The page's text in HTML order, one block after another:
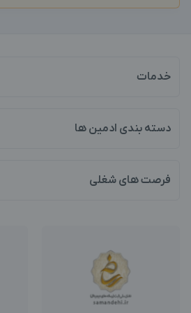
خدمات
دسته بندی ادمین ها
فرصت های شغلی